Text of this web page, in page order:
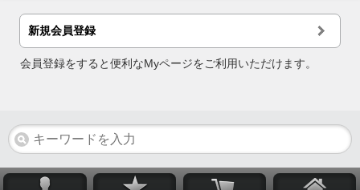
新規会員登録
会員登録をすると便利なMyページをご利用いただけます。